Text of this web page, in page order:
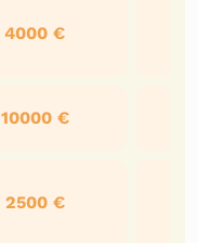
4000 €
10000 €
2500 €